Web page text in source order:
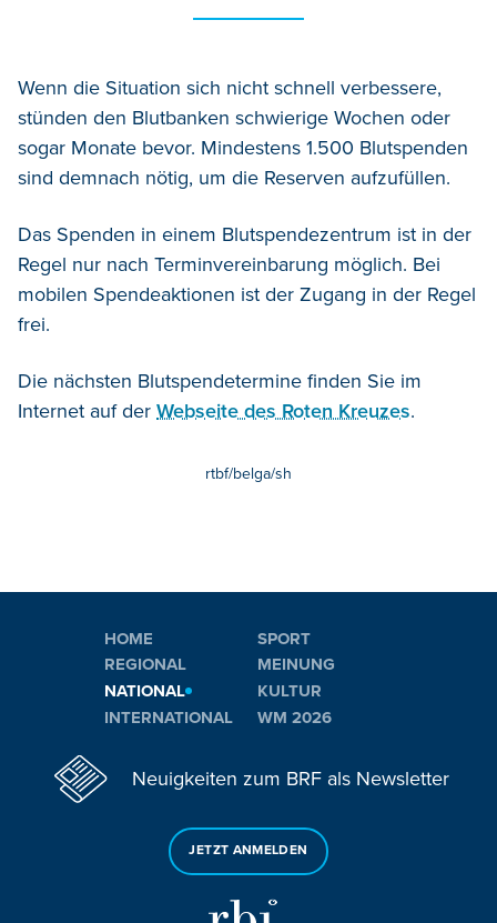
Wenn die Situation sich nicht schnell verbessere,
stünden den Blutbanken schwierige Wochen oder
sogar Monate bevor. Mindestens 1.500 Blutspenden
sind demnach nötig, um die Reserven aufzufüllen.
Das Spenden in einem Blutspendezentrum ist in der
Regel nur nach Terminvereinbarung möglich. Bei
mobilen Spendeaktionen ist der Zugang in der Regel
frei.
Die nächsten Blutspendetermine finden Sie im
Internet auf der Webseite des Roten Kreuzes.
rtbf/belga/sh
HOME
REGIONAL
NATIONAL
INTERNATIONAL
SPORT
MEINUNG
KULTUR
WM 2026
Neuigkeiten zum BRF als Newsletter
JETZT ANMELDEN